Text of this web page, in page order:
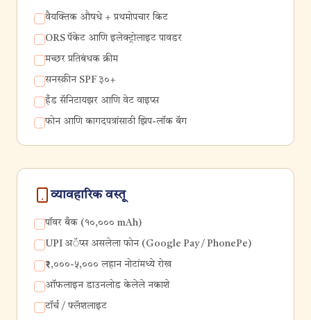
वैयक्तिक औषधे + प्रथमोपचार किट
ORS पॅकेट आणि इलेक्ट्रोलाइट पावडर
मच्छर प्रतिबंधक क्रीम
सनस्क्रीन SPF ३०+
हँड सॅनिटायझर आणि वेट वाइप्स
फोन आणि कागदपत्रांसाठी झिप-लॉक बॅग
व्यावहारिक वस्तू
पॉवर बँक (१०,००० mAh)
UPI अॅप्स असलेला फोन (Google Pay / PhonePe)
₹२,०००-५,००० लहान नोटांमध्ये रोख
ऑफलाइन डाउनलोड केलेले नकाशे
टॉर्च / फ्लॅशलाइट